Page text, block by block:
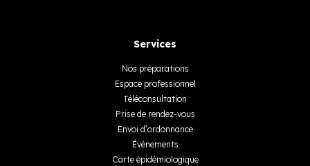
Services
Nos préparations
Espace professionnel
Téléconsultation
Prise de rendez-vous
Envoi d’ordonnance
Événements
Carte épidémiologique